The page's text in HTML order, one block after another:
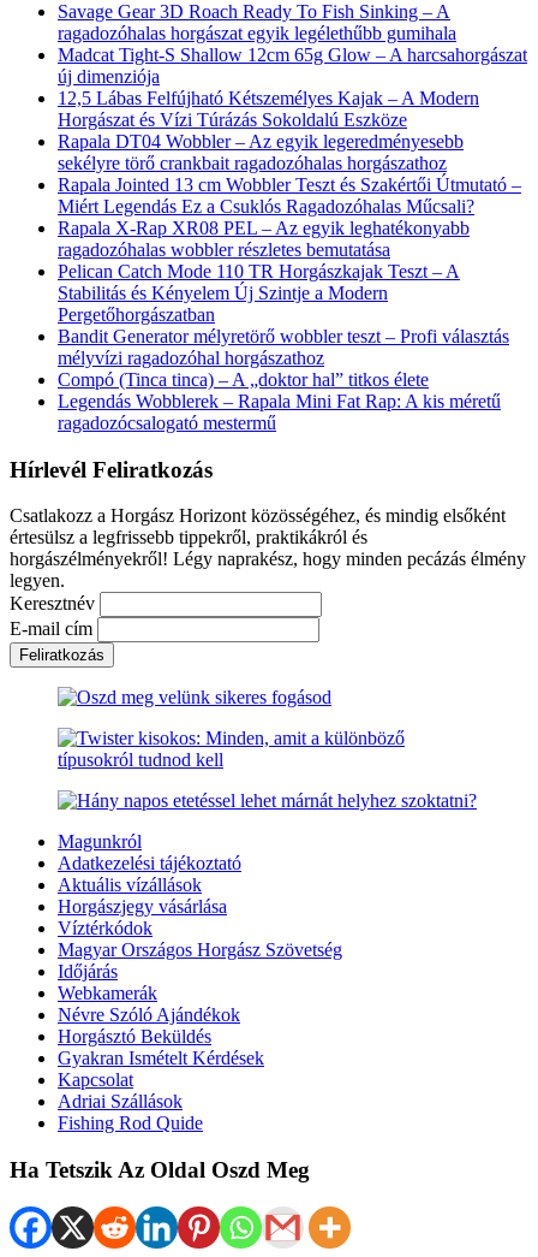
Savage Gear 3D Roach Ready To Fish Sinking – A
ragadozóhalas horgászat egyik legélethűbb gumihala
Madcat Tight-S Shallow 12cm 65g Glow – A harcsahorgászat
új dimenziója
12,5 Lábas Felfújható Kétszemélyes Kajak – A Modern
Horgászat és Vízi Túrázás Sokoldalú Eszköze
Rapala DT04 Wobbler – Az egyik legeredményesebb
sekélyre törő crankbait ragadozóhalas horgászathoz
Rapala Jointed 13 cm Wobbler Teszt és Szakértői Útmutató –
Miért Legendás Ez a Csuklós Ragadozóhalas Műcsali?
Rapala X-Rap XR08 PEL – Az egyik leghatékonyabb
ragadozóhalas wobbler részletes bemutatása
Pelican Catch Mode 110 TR Horgászkajak Teszt – A
Stabilitás és Kényelem Új Szintje a Modern
Pergetőhorgászatban
Bandit Generator mélyretörő wobbler teszt – Profi választás
mélyvízi ragadozóhal horgászathoz
Compó (Tinca tinca) – A „doktor hal” titkos élete
Legendás Wobblerek – Rapala Mini Fat Rap: A kis méretű
ragadozócsalogató mestermű
Hírlevél Feliratkozás
Csatlakozz a Horgász Horizont közösségéhez, és mindig elsőként
értesülsz a legfrissebb tippekről, praktikákról és
horgászélményekről! Légy naprakész, hogy minden pecázás élmény
legyen.
Keresztnév
E-mail cím
Magunkról
Adatkezelési tájékoztató
Aktuális vízállások
Horgászjegy vásárlása
Víztérkódok
Magyar Országos Horgász Szövetség
Időjárás
Webkamerák
Névre Szóló Ajándékok
Horgásztó Beküldés
Gyakran Ismételt Kérdések
Kapcsolat
Adriai Szállások
Fishing Rod Quide
Ha Tetszik Az Oldal Oszd Meg